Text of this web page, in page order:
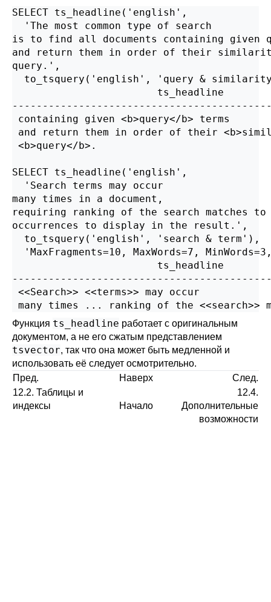
SELECT ts_headline('english',
  'The most common type of search
is to find all documents containing given
and return them in order of their
query.',
to_tsquery('english', 'query &
                        ts_headline
containing given <b>query</b>
and return them in order of their
<b>query</b>.
SELECT ts_headline('english',
  'Search terms may occur
many times in a document,
requiring ranking of the search matches to
occurrences to display in the result.',
  to_tsquery('english', 'search & term'),
'MaxFragments=10, MaxWords=7,
                        ts_headline
<<Search>> <<terms>> may occur
Функция ts_headline работает с оригинальным
документом, а не его сжатым представлением
tsvector, так что она может быть медленной и
использовать её следует осмотрительно.
Пред.
Наверх
След.
12.2. Таблицы и
индексы
Начало
12.4.
Дополнительные
возможности